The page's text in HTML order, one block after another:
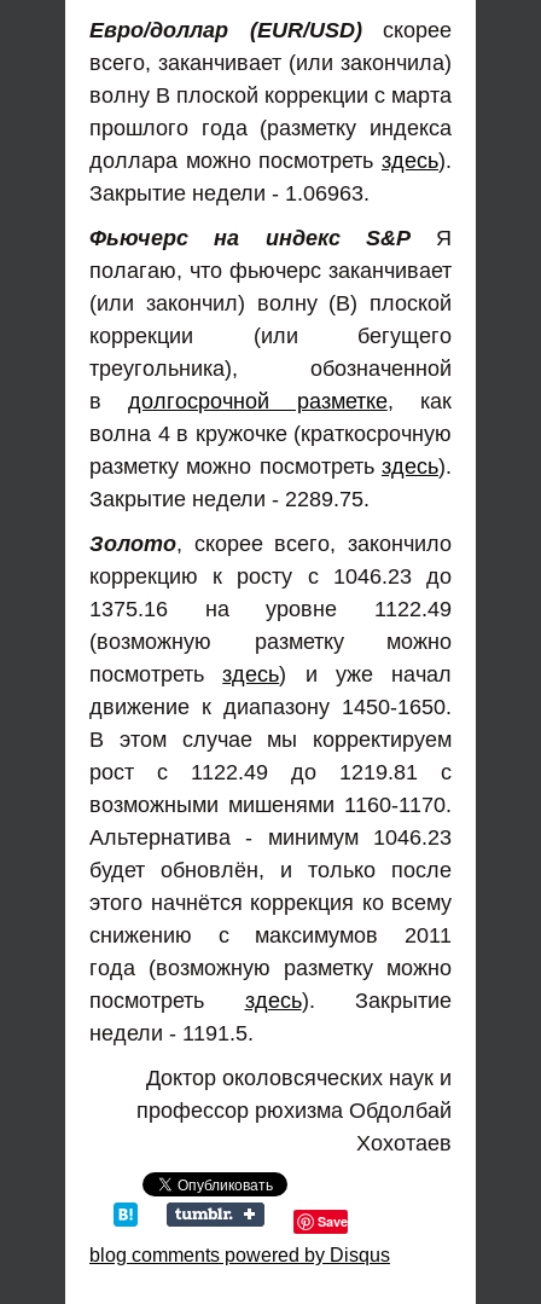
Евро/доллар (EUR/USD)скорее
всего, заканчивает (или закончила)
волну В плоской коррекции с марта
прошлого года (разметку индекса
доллара можно посмотреть здесь).
Закрытие недели - 1.06963.
Фьючерс на индекс S&PЯ
полагаю, что фьючерс заканчивает
(или закончил) волну (В) плоской
коррекции (или бегущего
треугольника), обозначенной
вдолгосрочной разметке, как
волна 4 в кружочке (краткосрочную
разметку можно посмотреть здесь).
Закрытие недели - 2289.75.
Золото, скорее всего, закончило
коррекцию к росту с 1046.23 до
1375.16 на уровне 1122.49
(возможную разметку можно
посмотретьздесь) и уже начал
движение к диапазону 1450-1650.
В этом случае мы корректируем
рост с 1122.49 до 1219.81 с
возможными мишенями 1160-1170.
Альтернатива - минимум 1046.23
будет обновлён, и только после
этого начнётся коррекция ко всему
снижению с максимумов 2011
года (возможную разметку можно
посмотреть здесь). Закрытие
недели - 1191.5.
Доктор околовсяческих наук и
профессор рюхизма Обдолбай
Хохотаев
Save
blog comments powered by Disqus